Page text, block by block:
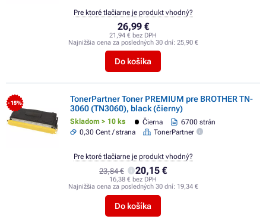
26,99 €
21,94 € bez DPH
Najnižšia cena za posledných 30 dní: 25,90 €
Do košíka
Pre ktoré tlačiarne je produkt vhodný?
- 15%
TonerPartner Toner PREMIUM pre BROTHER TN-
3060 (TN3060), black (čierny)
Skladom > 10 ks Čierna
6700 strán
0,30 Cent / strana
TonerPartner
23,84 € 20,15 €
16,38 € bez DPH
Najnižšia cena za posledných 30 dní: 19,34 €
Do košíka
Pre ktoré tlačiarne je produkt vhodný?